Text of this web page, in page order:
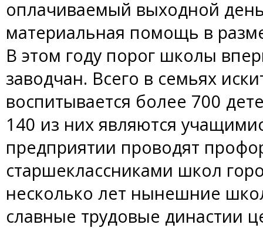
оплачиваемый выходной
материальная помощь в
В этом году порог школы
заводчан. Всего в семьях
воспитывается более 700
140 из них являются
предприятии проводят
старшеклассниками школ
несколько лет нынешние
славные трудовые династии